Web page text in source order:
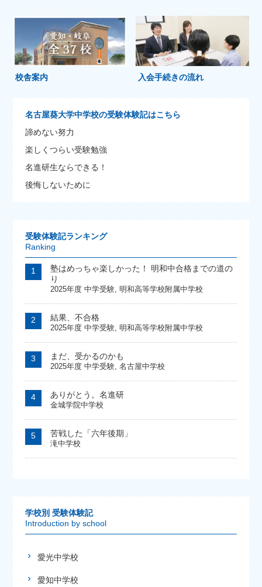
校舎案内 入会手続きの流れ
名古屋葵大学中学校の受験体験記はこちら
諦めない努力
楽しくつらい受験勉強
名進研生ならできる！
後悔しないために
受験体験記ランキング
Ranking
塾はめっちゃ楽しかった！ 明和中合格までの道の
り
2025年度 中学受験, 明和高等学校附属中学校
結果、不合格
2025年度 中学受験, 明和高等学校附属中学校
まだ、受かるのかも
2025年度 中学受験, 名古屋中学校
ありがとう。名進研
金城学院中学校
苦戦した「六年後期」
滝中学校
学校別 受験体験記
Introduction by school
愛光中学校
愛知中学校